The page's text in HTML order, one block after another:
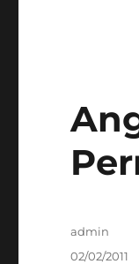
Author
admin
Posted
02/02/2011